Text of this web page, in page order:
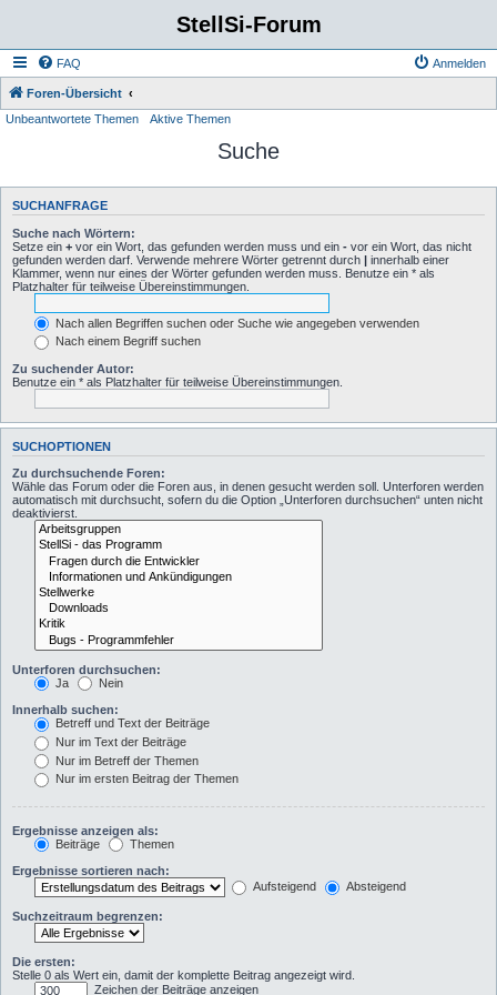
StellSi-Forum
FAQ Anmelden
Foren-Übersicht
Unbeantwortete Themen
Aktive Themen
Suche
SUCHANFRAGE
Suche nach Wörtern:
Setze ein + vor ein Wort, das gefunden werden muss und ein - vor ein Wort, das nicht
gefunden werden darf. Verwende mehrere Wörter getrennt durch | innerhalb einer
Klammer, wenn nur eines der Wörter gefunden werden muss. Benutze ein * als
Platzhalter für teilweise Übereinstimmungen.
Nach allen Begriffen suchen oder Suche wie angegeben verwenden
Nach einem Begriff suchen
Zu suchender Autor:
Benutze ein * als Platzhalter für teilweise Übereinstimmungen.
SUCHOPTIONEN
Zu durchsuchende Foren:
Wähle das Forum oder die Foren aus, in denen gesucht werden soll. Unterforen werden
automatisch mit durchsucht, sofern du die Option „Unterforen durchsuchen“ unten nicht
deaktivierst.
Unterforen durchsuchen:
Ja
Nein
Innerhalb suchen:
Betreff und Text der Beiträge
Nur im Text der Beiträge
Nur im Betreff der Themen
Nur im ersten Beitrag der Themen
Ergebnisse anzeigen als:
Beiträge
Themen
Ergebnisse sortieren nach:
Aufsteigend
Absteigend
Suchzeitraum begrenzen:
Die ersten:
Stelle 0 als Wert ein, damit der komplette Beitrag angezeigt wird.
Zeichen der Beiträge anzeigen